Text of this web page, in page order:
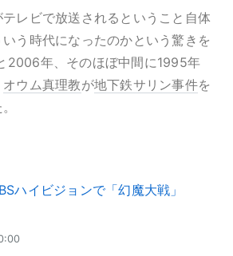
レビで放送されるということ自体
う時代になったのかという驚きを
2006年、そのほぼ中間に1995年
オウム真理教が地下鉄サリン事件を
ハイビジョンで「幻魔大戦」